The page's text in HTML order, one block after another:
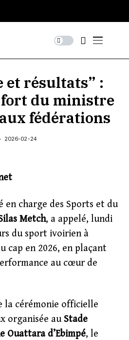
et résultats” :
fort du ministre
fédérations
2026-02-24
en charge des Sports et du
Metch, a appelé, lundi
du sport ivoirien à
cap en 2026, en plaçant
au cœur de
la cérémonie officielle
organisée au Stade
Ouattara d’Ebimpé, le